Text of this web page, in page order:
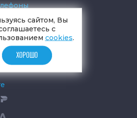
65
67
19, ВС 12-17
сайтом, Вы
с
cookies.
ХОРОШО